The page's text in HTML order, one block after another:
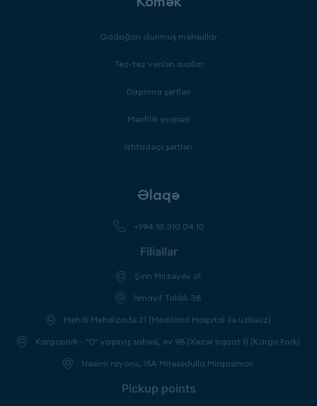
Qadağan olunmuş məhsullar
Tez-tez verilən suallar
Daşınma şərtləri
Məxfilik siyasəti
İstifadəçi şərtləri
Əlaqə
+994 55 310 04 10
Filiallar
Şirin Mirzəyev 61
İsmayıl Talıblı 38
Mehdi Mehdizadə 21 (Mediland Hospital ilə üzbəüz)
Kargopark - "D" yaşayış sahəsi, ev 9B (Xəzər İnşaat 1) (Kargo Park)
Nəsimi rayonu, 15A Mirəsədulla Mirqasımov
Pickup points